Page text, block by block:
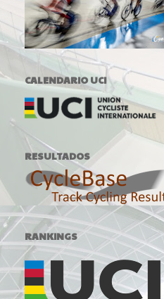
CALENDARIO UCI
RESULTADOS
RANKINGS